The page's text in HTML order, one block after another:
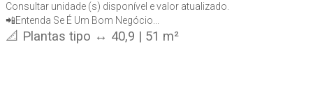
Consultar unidade (s) disponível e valor atualizado.
📲Entenda Se É Um Bom Negócio...
📐 Plantas tipo ↔ 40,9 | 51 m²